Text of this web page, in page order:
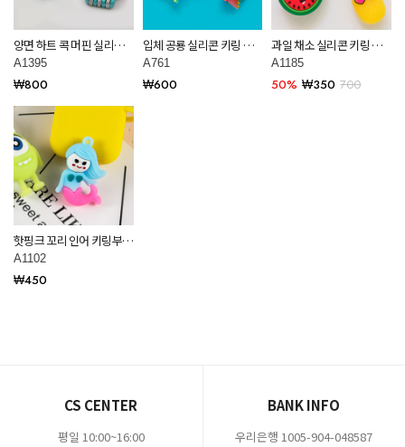
양면 하트 콕 머핀 실리콘
키링 부자재 재료 A1395
A1395
₩800
입체 공룡 실리콘 키링 부
자재 재료 A761
A761
₩600
과일 채소 실리콘 키링 만
들기 재료 A1185
A1185
50% ₩350 700
핫핑크 꼬리 인어 키링부자
재 A1102
A1102
₩450
CS CENTER
평일 10:00~16:00
BANK INFO
우리은행 1005-904-048587